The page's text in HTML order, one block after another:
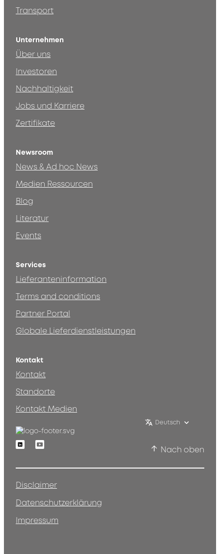
Transport
Unternehmen
Über uns
Investoren
Nachhaltigkeit
Jobs und Karriere
Zertifikate
Newsroom
News & Ad hoc News
Medien Ressourcen
Blog
Literatur
Events
Services
Lieferanteninformation
Terms and conditions
Partner Portal
Globale Lieferdienstleistungen
Kontakt
Kontakt
Standorte
Kontakt Medien
Deutsch
LinkedinYoutube
Nach oben
Disclaimer
Datenschutzerklärung
Impressum